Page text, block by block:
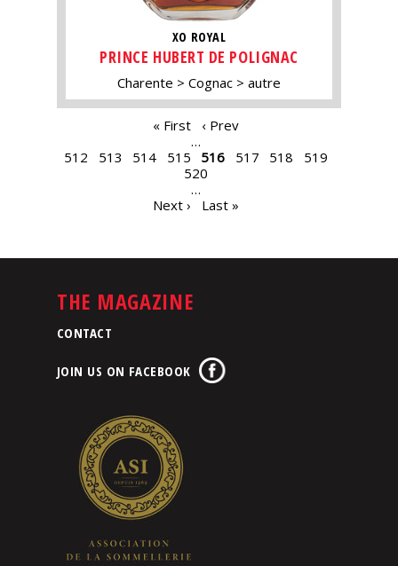
XO ROYAL
PRINCE HUBERT DE POLIGNAC
Charente Cognac autre
« First
‹ Prev
…
512
513 514 515 516 517 518
519
520
…
Next ›
Last »
THE MAGAZINE
CONTACT
JOIN US ON FACEBOOK